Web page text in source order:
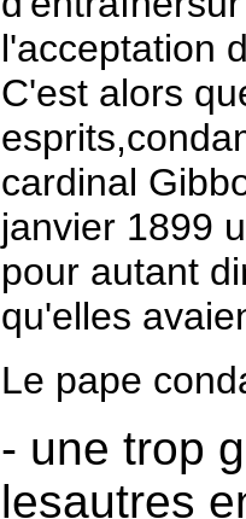
l'acceptation
C'est alors
cardinal
janvier 1899
pour autant
qu'elles
Le pape
- une trop
lesautres